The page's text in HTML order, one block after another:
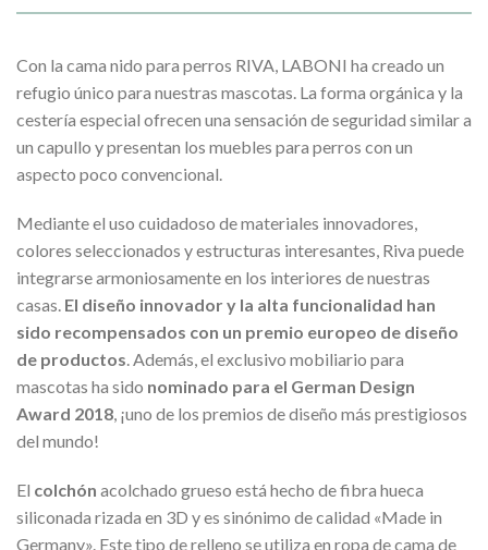
Con la cama nido para perros RIVA, LABONI ha creado un
refugio único para nuestras mascotas. La forma orgánica y la
cestería especial ofrecen una sensación de seguridad similar a
un capullo y presentan los muebles para perros con un
aspecto poco convencional.
Mediante el uso cuidadoso de materiales innovadores,
colores seleccionados y estructuras interesantes, Riva puede
integrarse armoniosamente en los interiores de nuestras
casas. El diseño innovador y la alta funcionalidad han
sido recompensados ​​con un premio europeo de diseño
de productos. Además, el exclusivo mobiliario para
mascotas ha sido nominado para el German Design
Award 2018, ¡uno de los premios de diseño más prestigiosos
del mundo!
El colchón acolchado grueso está hecho de fibra hueca
siliconada rizada en 3D y es sinónimo de calidad «Made in
Germany». Este tipo de relleno se utiliza en ropa de cama de